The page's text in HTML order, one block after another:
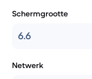
Schermgrootte
6.6
Netwerk